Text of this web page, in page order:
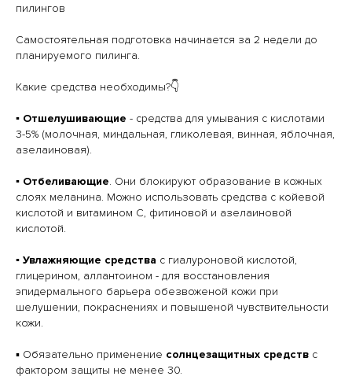
пилингов
Самостоятельная подготовка начинается за 2 недели до
планируемого пилинга.
Какие средства необходимы?👇
▪️ Отшелушивающие - средства для умывания с кислотами
3-5% (молочная, миндальная, гликолевая, винная, яблочная,
азелаиновая).
▪️ Отбеливающие. Они блокируют образование в кожных
слоях меланина. Можно использовать средства с койевой
кислотой и витамином С, фитиновой и азелаиновой
кислотой.
▪️ Увлажняющие средства с гиалуроновой кислотой,
глицерином, аллантоином - для восстановления
эпидермального барьера обезвоженой кожи при
шелушении, покраснениях и повышеной чувствительности
кожи.
▪️ Обязательно применение солнцезащитных средств с
фактором защиты не менее 30.